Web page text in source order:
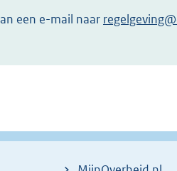
een e-mail naar